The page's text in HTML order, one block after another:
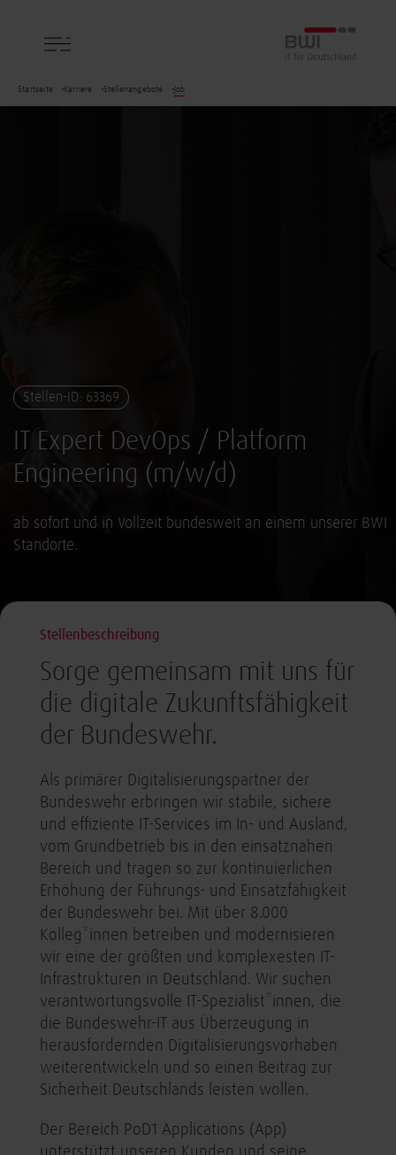
BWI GmbH
Startseite Karriere Stellenangebote Job
Stellen-ID: 63369
IT Expert DevOps / Platform
Engineering (m/w/d)
ab sofort und in Vollzeit bundesweit an einem unserer BWI
Standorte.
Stellenbeschreibung
Sorge gemeinsam mit uns für
die digitale Zukunftsfähigkeit
der Bundeswehr.
Als primärer Digitalisierungspartner der
Bundeswehr erbringen wir stabile, sichere
und effiziente IT-Services im In- und Ausland,
vom Grundbetrieb bis in den einsatznahen
Bereich und tragen so zur kontinuierlichen
Erhöhung der Führungs- und Einsatzfähigkeit
der Bundeswehr bei. Mit über 8.000
Kolleg*innen betreiben und modernisieren
wir eine der größten und komplexesten IT-
Infrastrukturen in Deutschland. Wir suchen
verantwortungsvolle IT-Spezialist*innen, die
die Bundeswehr-IT aus Überzeugung in
herausfordernden Digitalisierungsvorhaben
weiterentwickeln und so einen Beitrag zur
Sicherheit Deutschlands leisten wollen.
​Der Bereich PoD1 Applications (App)